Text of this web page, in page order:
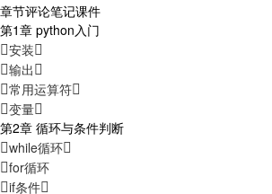
章节评论笔记课件
第1章 python入门
安装
输出
常用运算符
变量
第2章 循环与条件判断
while循环
for循环
if条件